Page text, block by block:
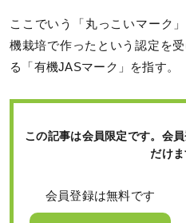
ここでいう「丸っこいマーク
機栽培で作ったという認定を
る「有機JASマーク」を指す。
この記事は会員限定です。会
だけま
会員登録は無料です